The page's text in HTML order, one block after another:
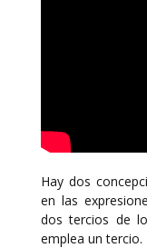
Hay dos
en las
dos tercios de
emplea un tercio.